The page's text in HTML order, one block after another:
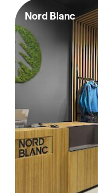
Nord Blanc